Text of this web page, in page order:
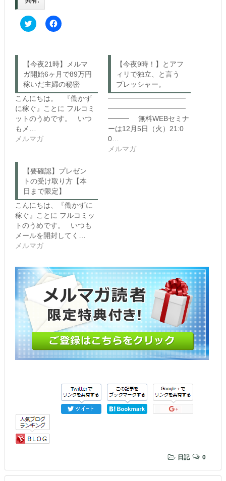
C
l
o
s
h
a
r
e
o
n
T
w
t
t
し
い
ウ
ィ
ン
ド
ウ
で
開
き
ま
す)
F
a
o
k
で
共
有
す
に
は
ク
だ
さ
い
(新
し
い
ウ
ィ
ン
ド
ウ
で
す)
【今夜21時】メルマ
ガ開始6ヶ月で89万円
稼いだ主婦の秘密
こんにちは。 『働かず
に稼ぐ』ことに フルコミ
ットのうめです。 いつ
もメ…
メルマガ
【今夜9時！】とアフ
ィリで独立、と言う
プレッシャー。
━━━━━━━━━━━
━━━━━━━━━━━
━━━ 無料WEBセミナ
ーは12月5日（火）21:0
0…
メルマガ
【要確認】プレゼン
トの受け取り方【本
日まで限定】
こんにちは、『働かずに
稼ぐ』ことに フルコミッ
トのうめです。 いつも
メールを開封してく…
メルマガ
日記 0